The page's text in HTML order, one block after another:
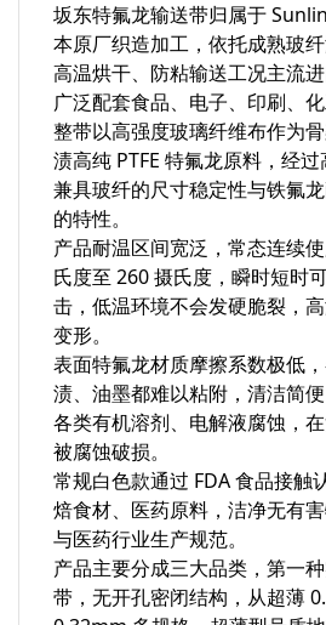
坂东特氟龙输送带归属于
本原厂织造加工，依托成熟玻
高温烘干、防粘输送工况主流
广泛配套食品、电子、印刷、化
整带以高强度玻璃纤维布作为
渍高纯 PTFE 特氟龙原料，经
兼具玻纤的尺寸稳定性与铁氟
的特性。
产品耐温区间宽泛，常态连续
氏度至 260 摄氏度，瞬时短时
击，低温环境不会发硬脆裂，
变形。
表面特氟龙材质摩擦系数极低
渍、油墨都难以粘附，清洁简便
各类有机溶剂、电解液腐蚀，
被腐蚀破损。
常规白色款通过 FDA 食品接触
焙食材、医药原料，洁净无有
与医药行业生产规范。
产品主要分成三大品类，第一
带，无开孔密闭结构，从超薄